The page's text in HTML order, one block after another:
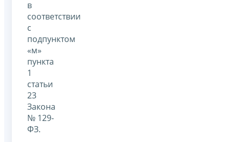
в
соответствии
с
подпунктом
«м»
пункта
1
статьи
23
Закона
№ 129-
ФЗ.